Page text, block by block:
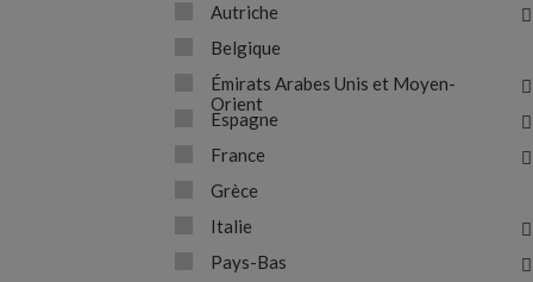
Autriche
Belgique
Émirats Arabes Unis et Moyen-
Orient
Espagne
France
Grèce
Italie
Pays-Bas